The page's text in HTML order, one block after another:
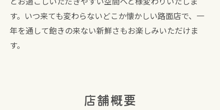
す。いつ来ても変わらないどこか懐かしい路面店で、一
年を通して飽きの来ない新鮮さもお楽しみいただけま
す。
店舗概要